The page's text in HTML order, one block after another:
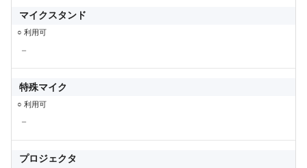
マイクスタンド
○ 利用可
－
特殊マイク
○ 利用可
－
プロジェクタ